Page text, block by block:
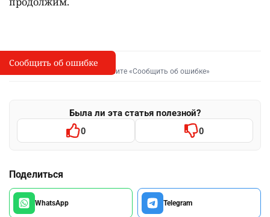
I
Сообщить об опечатке
Выделите фрагмент и нажмите «Сообщить об ошибке»
Была ли эта статья полезной?
0 0
Поделиться
WhatsApp Telegram
Сообщить об ошибке